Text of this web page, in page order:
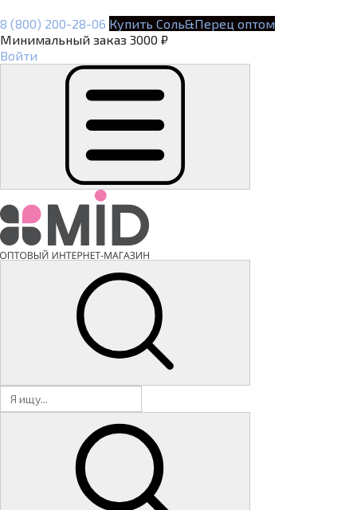
8 (800) 200-28-06 Купить Соль&Перец оптом
Минимальный заказ 3000 ₽
Войти